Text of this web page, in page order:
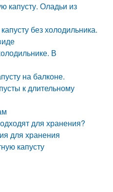
капусту. Оладьи из
без холодильника.
В
на балконе.
к длительному
для хранения?
для хранения
капусту